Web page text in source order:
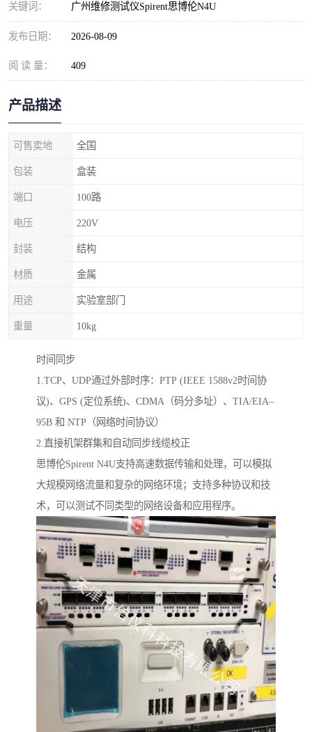
关键词： 广州维修测试仪Spirent思博伦N4U
发布日期： 2026-08-09
阅 读 量： 409
产品描述
可售卖地 全国
包装 盒装
端口 100路
电压 220V
封装 结构
材质 金属
用途 实验室部门
重量 10kg
时间同步
1.TCP、UDP通过外部时序：PTP (IEEE 1588v2时间协
议)、GPS (定位系统)、CDMA（码分多址）、TIA/EIA–
95B 和 NTP（网络时间协议）
2.直接机架群集和自动同步线缆校正
思博伦Spirent N4U支持高速数据传输和处理，可以模拟
大规模网络流量和复杂的网络环境；支持多种协议和技
术，可以测试不同类型的网络设备和应用程序。